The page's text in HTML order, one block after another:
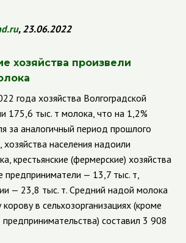
.ru, 23.06.2022
хозяйства произвели
года хозяйства Волгоградской
175,6 тыс. т молока, что на 1,2%
за аналогичный период прошлого
хозяйства населения надоили
крестьянские (фермерские) хозяйства
предприниматели — 13,7 тыс. т,
— 23,8 тыс. т. Средний надой молока
в сельхозорганизациях (кроме
составил 3 908